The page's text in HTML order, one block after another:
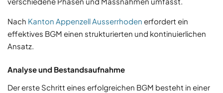
Nach Kanton Appenzell Ausserrhoden erfordert ein
effektives BGM einen strukturierten und kontinuierlichen
Ansatz.
Analyse und Bestandsaufnahme
Der erste Schritt eines erfolgreichen BGM besteht in einer